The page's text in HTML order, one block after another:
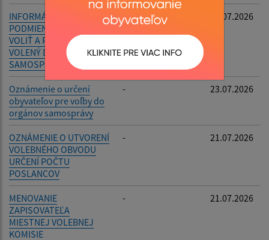
INFORMÁCIA O
PODMIENKACH PRÁVA
VOLIŤ A PRÁVA BYŤ
VOLENÝ DO
SAMOSPRÁVY OBCÍ
- 23.07.2026
Oznámenie o určení
obyvateľov pre voľby do
orgánov samosprávy
- 23.07.2026
OZNÁMENIE O UTVORENÍ
VOLEBNÉHO OBVODU
URČENÍ POČTU
POSLANCOV
- 21.07.2026
MENOVANIE
ZAPISOVATEĽA
MIESTNEJ VOLEBNEJ
KOMISIE
- 21.07.2026